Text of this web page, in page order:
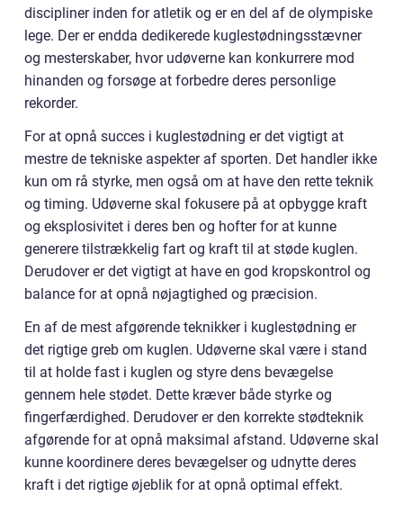
discipliner inden for atletik og er en del af de olympiske
lege. Der er endda dedikerede kuglestødningsstævner
og mesterskaber, hvor udøverne kan konkurrere mod
hinanden og forsøge at forbedre deres personlige
rekorder.
For at opnå succes i kuglestødning er det vigtigt at
mestre de tekniske aspekter af sporten. Det handler ikke
kun om rå styrke, men også om at have den rette teknik
og timing. Udøverne skal fokusere på at opbygge kraft
og eksplosivitet i deres ben og hofter for at kunne
generere tilstrækkelig fart og kraft til at støde kuglen.
Derudover er det vigtigt at have en god kropskontrol og
balance for at opnå nøjagtighed og præcision.
En af de mest afgørende teknikker i kuglestødning er
det rigtige greb om kuglen. Udøverne skal være i stand
til at holde fast i kuglen og styre dens bevægelse
gennem hele stødet. Dette kræver både styrke og
fingerfærdighed. Derudover er den korrekte stødteknik
afgørende for at opnå maksimal afstand. Udøverne skal
kunne koordinere deres bevægelser og udnytte deres
kraft i det rigtige øjeblik for at opnå optimal effekt.